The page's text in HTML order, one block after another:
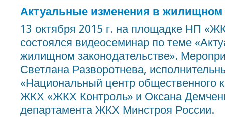
Актуальные изменения в жилищном
13 октября 2015 г. на площадке НП
состоялся видеосеминар по теме
жилищном законодательстве».
Светлана Разворотнева,
«Национальный центр общественного
ЖКХ «ЖКХ Контроль» и Оксана
департамента ЖКХ Минстроя России.